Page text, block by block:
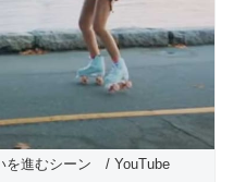
を進むシーン / YouTube